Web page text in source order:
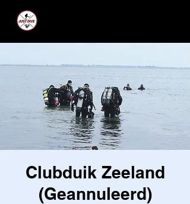
Clubduik Zeeland
(Geannuleerd)